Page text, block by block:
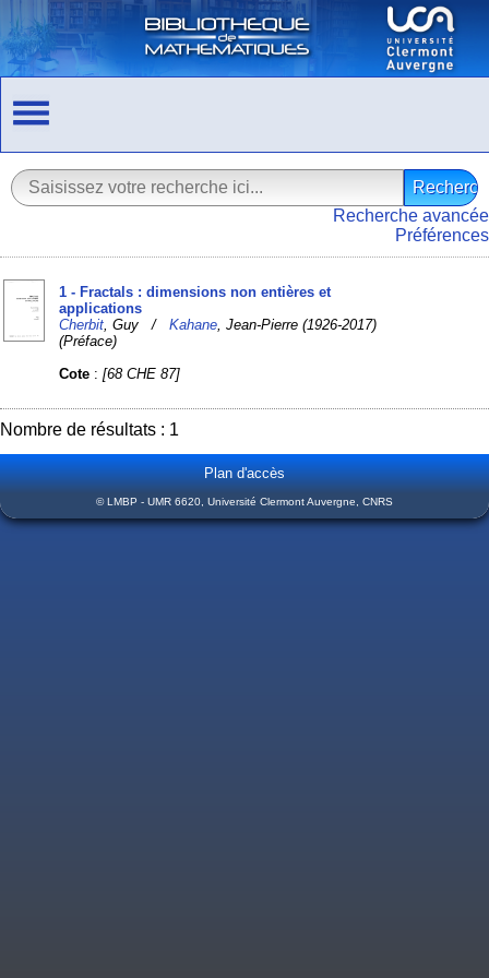
Recherche avancée
Préférences
1 - Fractals : dimensions non entières et
applications
Cherbit , Guy /Kahane , Jean-Pierre (1926-2017)
(Préface)
Cote :[68 CHE 87]
Nombre de résultats : 1
Plan d'accès
© LMBP - UMR 6620, Université Clermont Auvergne, CNRS